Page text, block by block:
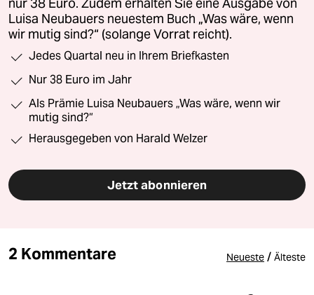
nur 38 Euro. Zudem erhalten Sie eine Ausgabe von
Luisa Neubauers neuestem Buch „Was wäre, wenn
wir mutig sind?“ (solange Vorrat reicht).
Jedes Quartal neu in Ihrem Briefkasten
Nur 38 Euro im Jahr
Als Prämie Luisa Neubauers „Was wäre, wenn wir
mutig sind?“
Herausgegeben von Harald Welzer
Jetzt abonnieren
2 Kommentare Neueste / Älteste